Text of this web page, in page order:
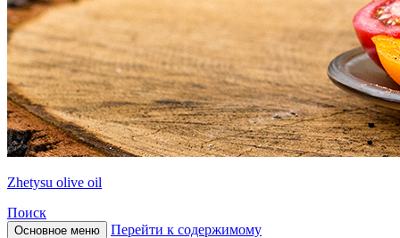
Zhetysu olive oil
Поиск
Основное меню Перейти к содержимому